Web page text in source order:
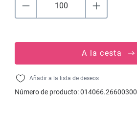
A la cesta
Añadir a la lista de deseos
Número de producto:014066.26600300